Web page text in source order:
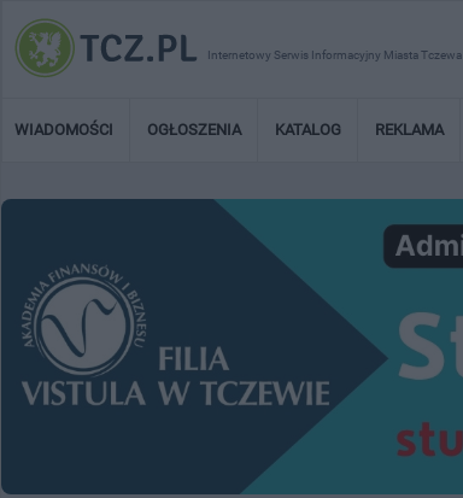
Internetowy Serwis Informacyjny Miasta Tczewa
WIADOMOŚCI OGŁOSZENIA KATALOG REKLAMA